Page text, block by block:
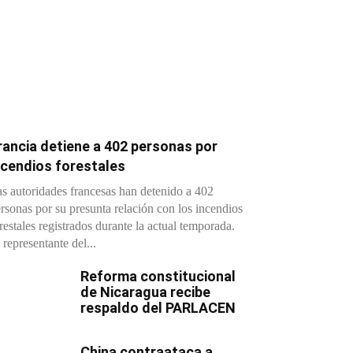
detiene a 402 personas por
forestales
autoridades francesas han detenido a 402
por su presunta relación con los incendios
registrados durante la actual temporada.
del...
Reforma constitucional
de Nicaragua recibe
respaldo del PARLACEN